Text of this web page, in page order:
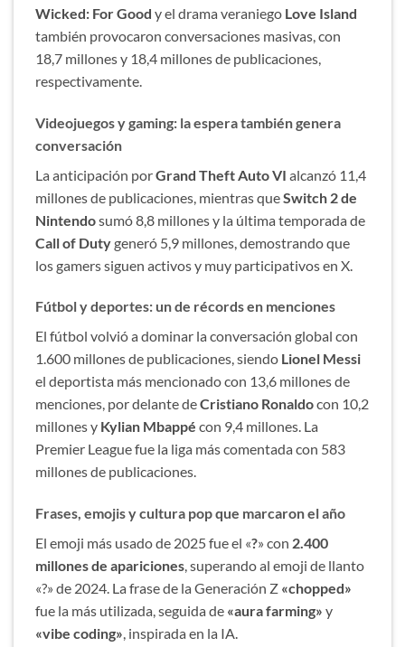
Wicked: For Good y el drama veraniego Love Island
también provocaron conversaciones masivas, con
18,7 millones y 18,4 millones de publicaciones,
respectivamente.
Videojuegos y gaming: la espera también genera
conversación
La anticipación porGrand Theft Auto VI alcanzó 11,4
millones de publicaciones, mientras queSwitch 2 de
Nintendosumó 8,8 millones y la última temporada de
Call of Dutygeneró 5,9 millones, demostrando que
los gamers siguen activos y muy participativos en X.
Fútbol y deportes: un de récords en menciones
El fútbol volvió a dominar la conversación global con
1.600 millones de publicaciones, siendo Lionel Messi
el deportista más mencionado con 13,6 millones de
menciones, por delante deCristiano Ronaldocon 10,2
millones y Kylian Mbappé con 9,4 millones. La
Premier League fue la liga más comentada con 583
millones de publicaciones.
Frases, emojis y cultura pop que marcaron el año
El emoji más usado de 2025 fue el «?» con 2.400
millones de apariciones, superando al emoji de llanto
«?» de 2024. La frase de la Generación Z «chopped»
fue la más utilizada, seguida de «aura farming» y
«vibe coding», inspirada en la IA.